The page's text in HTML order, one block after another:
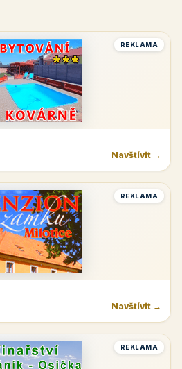
REKLAMA
Navštívit →
REKLAMA
Navštívit →
REKLAMA